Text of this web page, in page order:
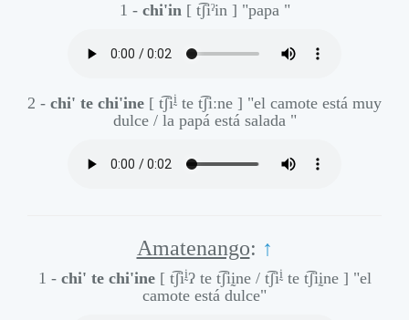
1 - chi'in [ t͡ʃiˀin ] "papa "
2 - chi' te chi'ine [ t͡ʃiḭ te t͡ʃiːne ] "el camote está muy
dulce / la papá está salada "
Amatenango: ↑
1 - chi' te chi'ine [ t͡ʃiḭʔ te t͡ʃiḭne / t͡ʃiḭte t͡ʃiḭne ] "el
camote está dulce"